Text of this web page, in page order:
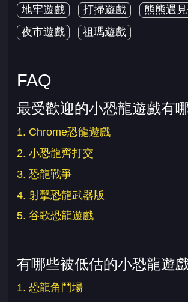
地牢遊戲 打掃遊戲
熊熊遇
夜市遊戲
祖瑪遊戲
FAQ
最受歡迎的小恐龍遊戲有
1. Chrome恐龍遊戲
2. 小恐龍齊打交
3. 恐龍戰爭
4. 射擊恐龍武器版
5. 谷歌恐龍遊戲
有哪些被低估的小恐龍遊
1. 恐龍角鬥場